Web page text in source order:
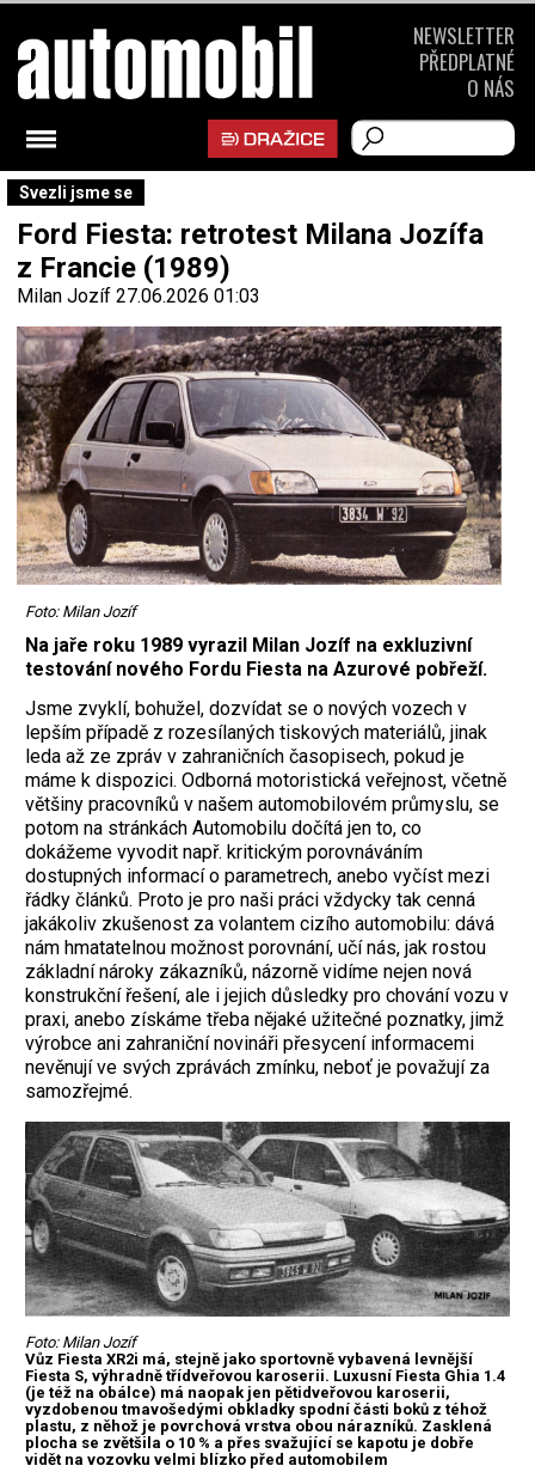
Svezli jsme se
Ford Fiesta: retrotest Milana Jozífa
z Francie (1989)
Milan Jozíf 27.06.2026 01:03
Foto: Milan Jozíf
Na jaře roku 1989 vyrazil Milan Jozíf na exkluzivní
testování nového Fordu Fiesta na Azurové pobřeží.
Jsme zvyklí, bohužel, dozvídat se o nových vozech v
lepším případě z rozesílaných tiskových materiálů, jinak
leda až ze zpráv v zahraničních časopisech, pokud je
máme k dispozici. Odborná motoristická veřejnost, včetně
většiny pracovníků v našem automobilovém průmyslu, se
potom na stránkách Automobilu dočítá jen to, co
dokážeme vyvodit např. kritickým porovnáváním
dostupných informací o parametrech, anebo vyčíst mezi
řádky článků. Proto je pro naši práci vždycky tak cenná
jakákoliv zkušenost za volantem cizího automobilu: dává
nám hmatatelnou možnost porovnání, učí nás, jak rostou
základní nároky zákazníků, názorně vidíme nejen nová
konstrukční řešení, ale i jejich důsledky pro chování vozu v
praxi, anebo získáme třeba nějaké užitečné poznatky, jimž
výrobce ani zahraniční novináři přesycení informacemi
nevěnují ve svých zprávách zmínku, neboť je považují za
samozřejmé.
Foto: Milan Jozíf
Vůz Fiesta XR2i má, stejně jako sportovně vybavená levnější
Fiesta S, výhradně třídveřovou karoserii. Luxusní Fiesta Ghia 1.4
(je též na obálce) má naopak jen pětidveřovou karoserii,
vyzdobenou tmavošedými obkladky spodní části boků z téhož
plastu, z něhož je povrchová vrstva obou nárazníků. Zasklená
plocha se zvětšila o 10 % a přes svažující se kapotu je dobře
vidět na vozovku velmi blízko před automobilem
NEWSLETTER
PŘEDPLATNÉ
O NÁS